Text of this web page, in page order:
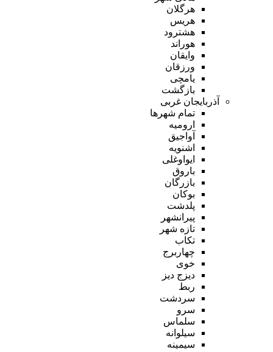
هرگلان
هریس
هشترود
هوراند
وایقان
ورزقان
یامچی
بازگشت
آذربایجان غربی
تمام شهر‌ها
ارومیه
آواجیق
اشنویه
ایواوغلی
باروق
بازرگان
بوکان
پلدشت
پیرانشهر
تازه شهر
تکاب
چهاربرج
خوی
دیزج دیز
ربط
سردشت
سرو
سلماس
سیلوانه
سیمینه